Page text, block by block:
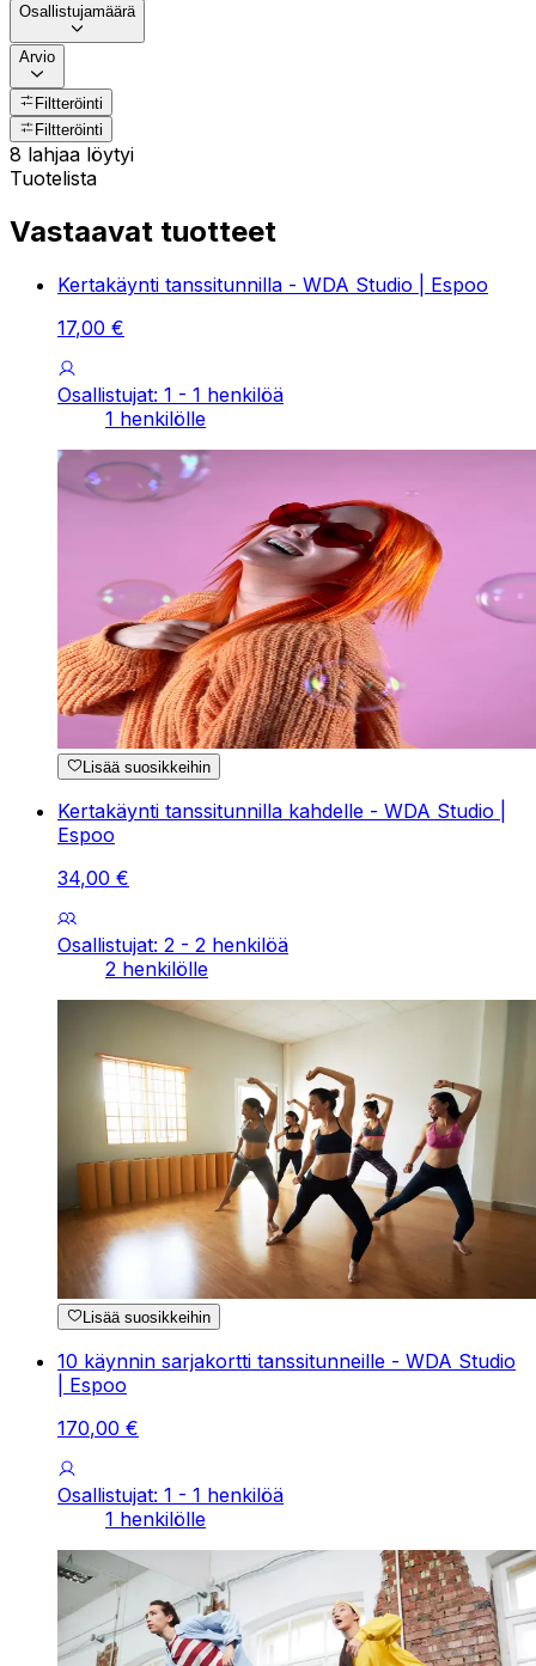
Osallistujamäärä
Arvio
Filtteröinti
Filtteröinti
8 lahjaa löytyi
Tuotelista
Vastaavat tuotteet
Kertakäynti tanssitunnilla - WDA Studio | Espoo
17,00 €
Osallistujat: 1 - 1 henkilöä
1 henkilölle
Lisää suosikkeihin
Kertakäynti tanssitunnilla kahdelle - WDA Studio |
Espoo
34,00 €
Osallistujat: 2 - 2 henkilöä
2 henkilölle
Lisää suosikkeihin
10 käynnin sarjakortti tanssitunneille - WDA Studio
| Espoo
170,00 €
Osallistujat: 1 - 1 henkilöä
1 henkilölle